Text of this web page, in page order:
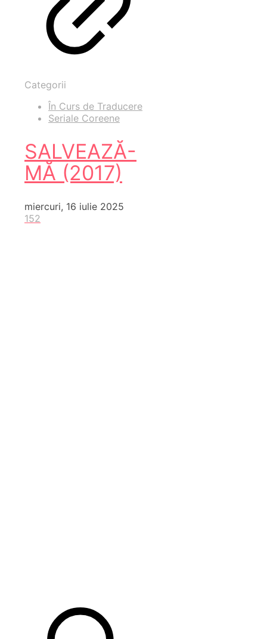
Categorii
În Curs de Traducere
Seriale Coreene
SALVEAZĂ-
MĂ (2017)
miercuri, 16 iulie 2025
152